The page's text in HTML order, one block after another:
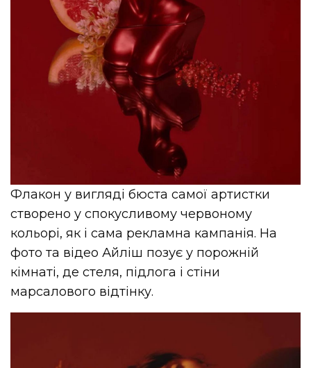
Флакон у вигляді бюста самої артистки
створено у спокусливому червоному
кольорі, як і сама рекламна кампанія. На
фото та відео Айліш позує у порожній
кімнаті, де стеля, підлога і стіни
марсалового відтінку.